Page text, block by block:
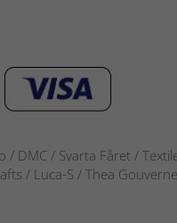
/ DMC / Svarta Fåret /
/ Luca-S / Thea